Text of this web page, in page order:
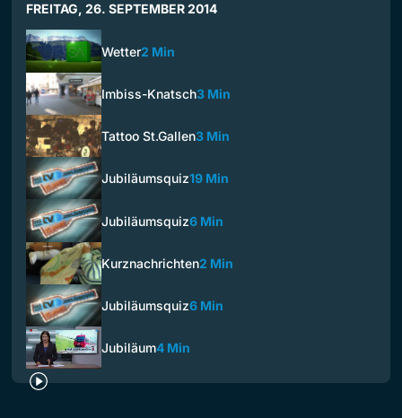
FREITAG, 26. SEPTEMBER 2014
Wetter2 Min
Imbiss-Knatsch3 Min
Tattoo St.Gallen3 Min
Jubiläumsquiz19 Min
Jubiläumsquiz6 Min
Kurznachrichten2 Min
Jubiläumsquiz6 Min
Jubiläum4 Min